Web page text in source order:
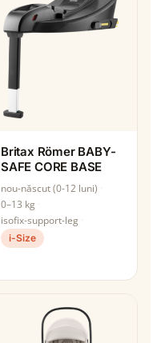
Britax Römer BABY-
SAFE CORE BASE
nou-născut (0-12 luni)
0–13 kg
isofix-support-leg
i-Size